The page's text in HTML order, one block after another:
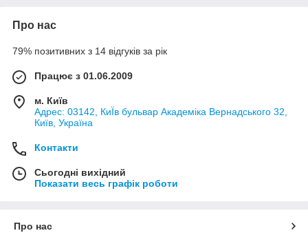
Про нас
79% позитивних з 14 відгуків за рік
Працює з 01.06.2009
м. Київ
Адрес: 03142, КиЇв бульвар Академіка Вернадського 32,
Київ, Україна
Контакти
Сьогодні вихідний
Показати весь графік роботи
Про нас